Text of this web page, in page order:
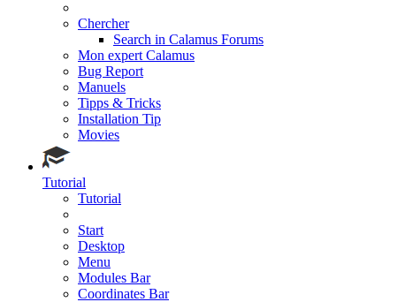
Chercher
Search in Calamus Forums
Mon expert Calamus
Bug Report
Manuels
Tipps & Tricks
Installation Tip
Movies
Tutorial
Tutorial
Start
Desktop
Menu
Modules Bar
Coordinates Bar